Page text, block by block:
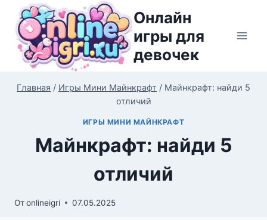
Перейти
содержимому
Онлайн
игры для
девочек
Главная / Игры Мини Майнкрафт / Майнкрафт: найди 5
отличий
ИГРЫ МИНИ МАЙНКРАФТ
Майнкрафт: найди 5
отличий
Отonlineigri 07.05.2025